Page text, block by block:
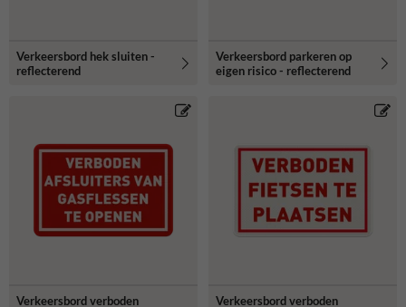
Verkeersbord hek sluiten -
reflecterend
Verkeersbord parkeren op
eigen risico - reflecterend
Verkeersbord verboden Verkeersbord verboden